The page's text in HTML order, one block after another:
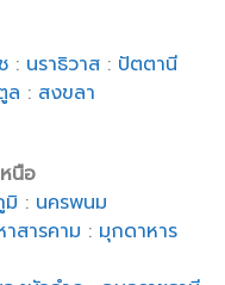
: นราธิวาส : ปัตตานี
ล : สงขลา
นือ
มิ : นครพนม
าสารคาม : มุกดาหาร